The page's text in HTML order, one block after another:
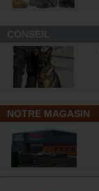
NOTRE MAGASIN